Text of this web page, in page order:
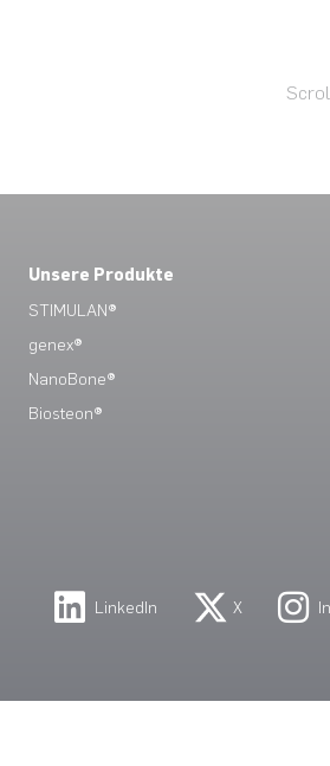
Unsere Produkte
STIMULAN®
genex®
NanoBone®
Biosteon®
LinkedIn X